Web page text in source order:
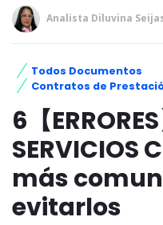
Analista Diluvina
Todos Documentos
Contratos de
6【
SERVICIOS
más
evitarlos